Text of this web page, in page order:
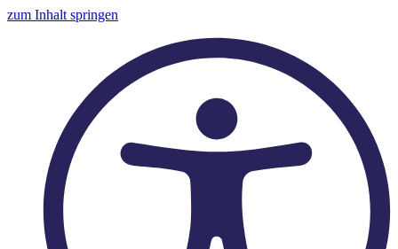
zum Inhalt springen